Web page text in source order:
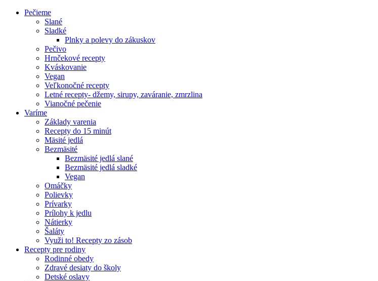
Pečieme
Slané
Sladké
Plnky a polevy do zákuskov
Pečivo
Hrnčekové recepty
Kváskovanie
Vegan
Veľkonočné recepty
Letné recepty- džemy, sirupy, zaváranie, zmrzlina
Vianočné pečenie
Varíme
Základy varenia
Recepty do 15 minút
Mäsité jedlá
Bezmäsité
Bezmäsité jedlá slané
Bezmäsité jedlá sladké
Vegan
Omáčky
Polievky
Prívarky
Prílohy k jedlu
Nátierky
Šaláty
Využi to! Recepty zo zásob
Recepty pre rodiny
Rodinné obedy
Zdravé desiaty do školy
Detské oslavy